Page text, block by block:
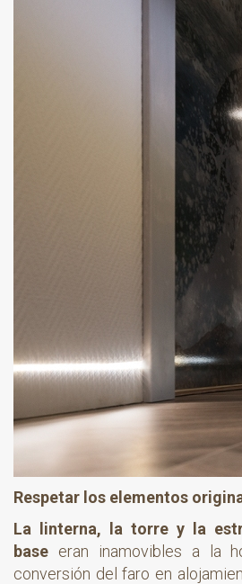
Respetar los elementos
La linterna, la torre y la
base eran inamovibles a la
conversión del faro en